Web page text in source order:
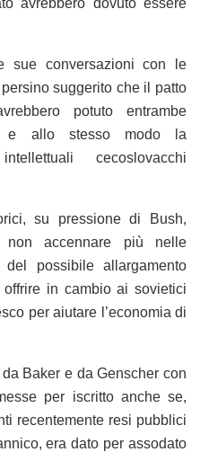
sue conversazioni con le
suggerito che il patto
potuto entrambe
e allo stesso modo la
cecoslovacchi
su pressione di Bush,
accennare più nelle
possibile allargamento
in cambio ai sovietici
per aiutare l’economia di
Baker e da Genscher con
per iscritto anche se,
recentemente resi pubblici
era dato per assodato